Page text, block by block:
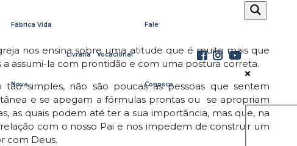
Fábrica Vida
Nova
Livraria Vocacional
Fale
Conosco
nos ensina sobre uma atitude que é muito mais que
assumi-la com prontidão e com uma postura correta.
tão simples, não são poucas as pessoas que sentem
e se apegam a fórmulas prontas ou se apropriam
as quais podem até ter a sua importância, mas que, na
com o nosso Pai e nos impedem de construir um
com Deus.